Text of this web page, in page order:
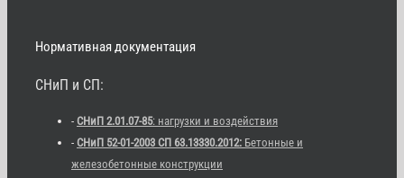
Нормативная документация
СНиП и СП:
- СНиП 2.01.07-85: нагрузки и воздействия
- СНиП 52-01-2003 СП 63.13330.2012: Бетонные и
железобетонные конструкции